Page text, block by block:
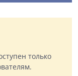
только